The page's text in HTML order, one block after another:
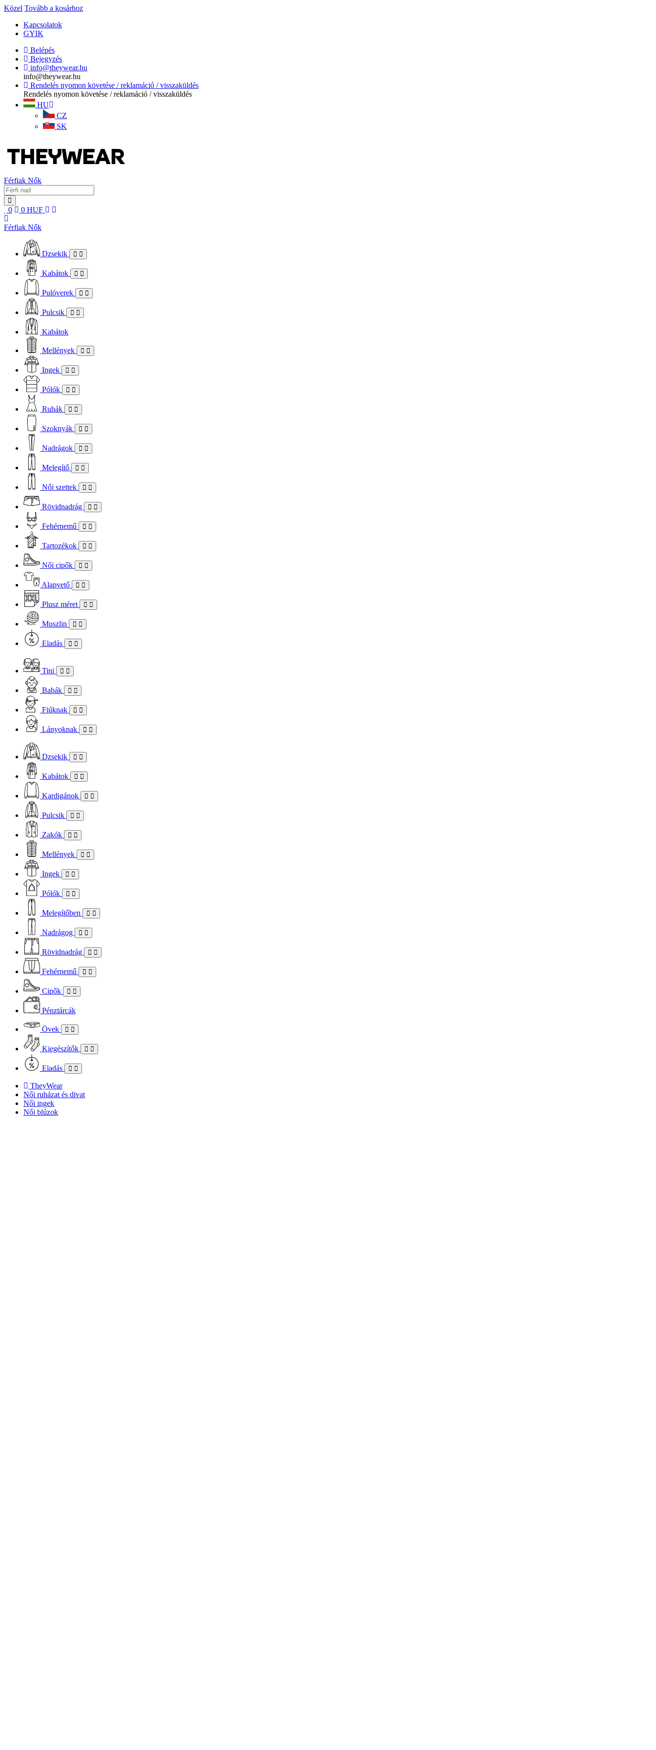
Közel Tovább a kosárhoz
Kapcsolatok
GYIK
Belépés
Bejegyzés
info@theywear.hu
info@theywear.hu
Rendelés nyomon követése / reklamáció / visszaküldés
Rendelés nyomon követése / reklamáció / visszaküldés
HU
CZ
SK
Férfiak Nők
0 0 HUF
Férfiak Nők
Dzsekik
Kabátok
Pulóverek
Pulcsik
Kabátok
Mellények
Ingek
Pólók
Ruhák
Szoknyák
Nadrágok
Melegítő
Női szettek
Rövidnadrág
Fehérnemű
Tartozékok
Női cipők
Alapvető
Plusz méret
Muszlin
Eladás
Tini
Babák
Fiúknak
Lányoknak
Dzsekik
Kabátok
Kardigánok
Pulcsik
Zakók
Mellények
Ingek
Pólók
Melegítőben
Nadrágog
Rövidnadrág
Fehérnemű
Cipők
Pénztárcák
Övek
Kiegészítők
Eladás
TheyWear
Női ruházat és divat
Női ingek
Női blúzok